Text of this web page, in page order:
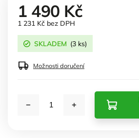
1 490 Kč
1 231 Kč bez DPH
SKLADEM (3 ks)
Možnosti doručení